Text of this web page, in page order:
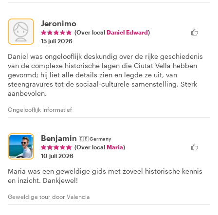
Jeronimo
(Over local Daniel Edward)
15 juli 2026
Daniel was ongelooflijk deskundig over de rijke geschiedenis
van de complexe historische lagen die Ciutat Vella hebben
gevormd; hij liet alle details zien en legde ze uit, van
steengravures tot de sociaal-culturele samenstelling. Sterk
aanbevolen.
Ongelooflijk informatief
Benjamin 🇩🇪Germany
(Over local Maria)
10 juli 2026
Maria was een geweldige gids met zoveel historische kennis
en inzicht. Dankjewel!
Geweldige tour door Valencia